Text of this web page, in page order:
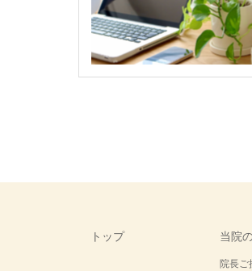
トップ 当院
院長ご